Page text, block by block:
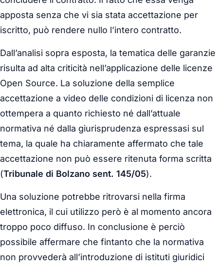
apposta senza che vi sia stata accettazione per
iscritto, può rendere nullo l’intero contratto.
Dall’analisi sopra esposta, la tematica delle garanzie
risulta ad alta criticità nell’applicazione delle licenze
Open Source. La soluzione della semplice
accettazione a video delle condizioni di licenza non
ottempera a quanto richiesto né dall’attuale
normativa né dalla giurisprudenza espressasi sul
tema, la quale ha chiaramente affermato che tale
accettazione non può essere ritenuta forma scritta
(Tribunale di Bolzano sent. 145/05).
Una soluzione potrebbe ritrovarsi nella firma
elettronica, il cui utilizzo però è al momento ancora
troppo poco diffuso. In conclusione è perciò
possibile affermare che fintanto che la normativa
non provvederà all’introduzione di istituti giuridici